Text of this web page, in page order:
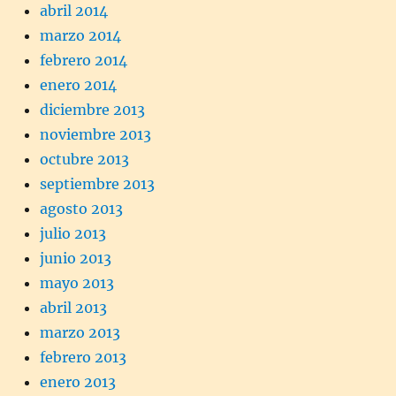
abril 2014
marzo 2014
febrero 2014
enero 2014
diciembre 2013
noviembre 2013
octubre 2013
septiembre 2013
agosto 2013
julio 2013
junio 2013
mayo 2013
abril 2013
marzo 2013
febrero 2013
enero 2013